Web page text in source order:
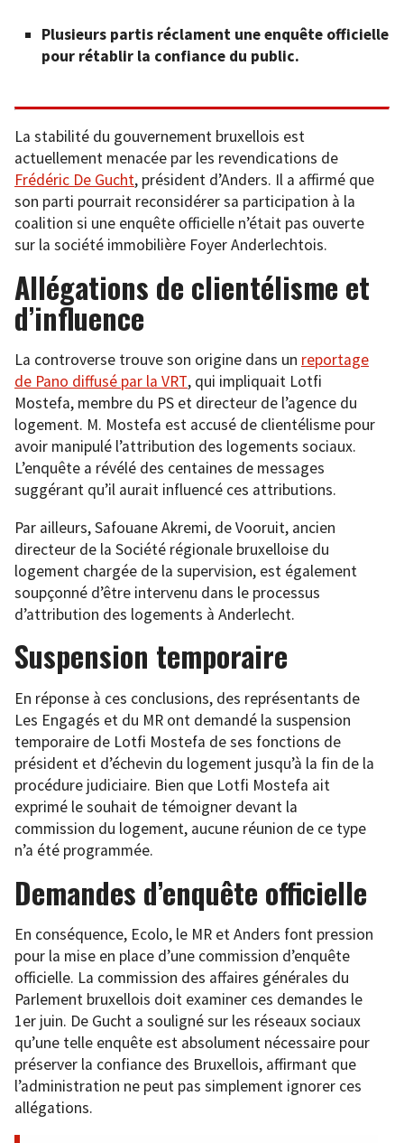
Plusieurs partis réclament une enquête officielle
pour rétablir la confiance du public.
La stabilité du gouvernement bruxellois est
actuellement menacée par les revendications de
Frédéric De Gucht, président d’Anders. Il a affirmé que
son parti pourrait reconsidérer sa participation à la
coalition si une enquête officielle n’était pas ouverte
sur la société immobilière Foyer Anderlechtois.
Allégations de clientélisme et
d’influence
La controverse trouve son origine dans un reportage
de Pano diffusé par la VRT, qui impliquait Lotfi
Mostefa, membre du PS et directeur de l’agence du
logement. M. Mostefa est accusé de clientélisme pour
avoir manipulé l’attribution des logements sociaux.
L’enquête a révélé des centaines de messages
suggérant qu’il aurait influencé ces attributions.
Par ailleurs, Safouane Akremi, de Vooruit, ancien
directeur de la Société régionale bruxelloise du
logement chargée de la supervision, est également
soupçonné d’être intervenu dans le processus
d’attribution des logements à Anderlecht.
Suspension temporaire
En réponse à ces conclusions, des représentants de
Les Engagés et du MR ont demandé la suspension
temporaire de Lotfi Mostefa de ses fonctions de
président et d’échevin du logement jusqu’à la fin de la
procédure judiciaire. Bien que Lotfi Mostefa ait
exprimé le souhait de témoigner devant la
commission du logement, aucune réunion de ce type
n’a été programmée.
Demandes d’enquête officielle
En conséquence, Ecolo, le MR et Anders font pression
pour la mise en place d’une commission d’enquête
officielle. La commission des affaires générales du
Parlement bruxellois doit examiner ces demandes le
1er juin. De Gucht a souligné sur les réseaux sociaux
qu’une telle enquête est absolument nécessaire pour
préserver la confiance des Bruxellois, affirmant que
l’administration ne peut pas simplement ignorer ces
allégations.